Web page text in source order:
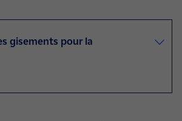
gisements pour la